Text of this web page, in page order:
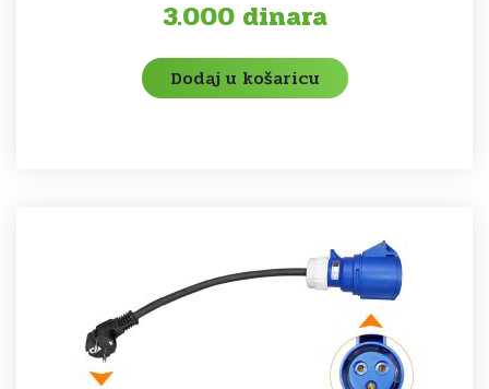
3.000 dinara
Dodaj u košaricu